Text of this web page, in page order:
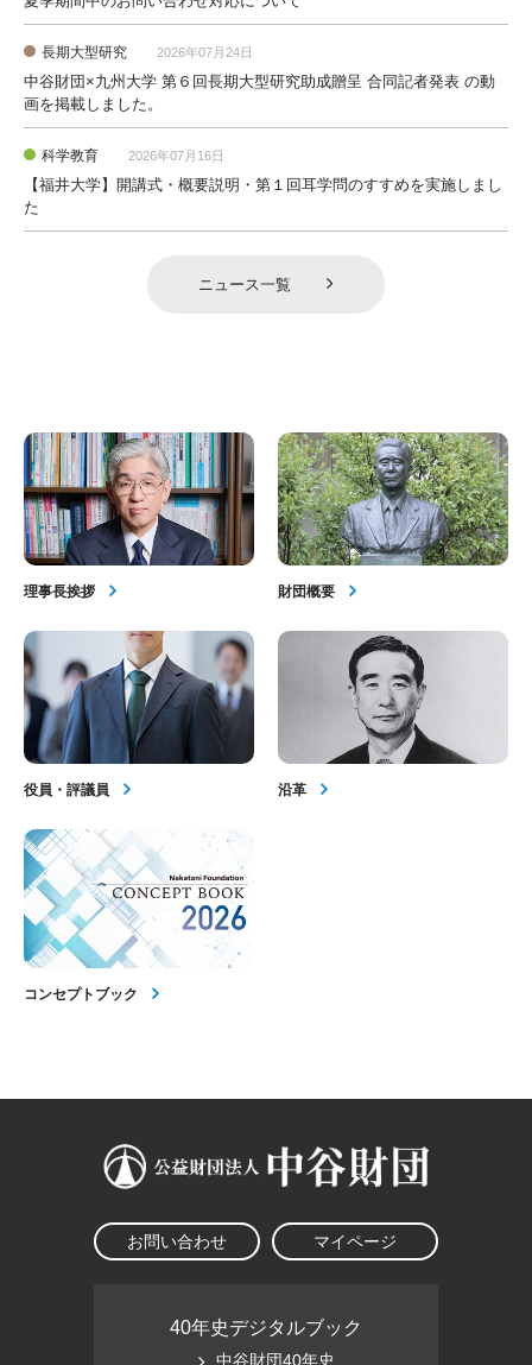
長期大型研究 2026年07月24日
中谷財団×九州大学 第６回長期大型研究助成贈呈 合同記者発表 の動
画を掲載しました。
科学教育 2026年07月16日
【福井大学】開講式・概要説明・第１回耳学問のすすめを実施しまし
た
ニュース一覧
理事長挨拶 財団概要
役員・評議員 沿革
コンセプトブック
お問い合わせ マイページ
40年史デジタルブック
中谷財団40年史